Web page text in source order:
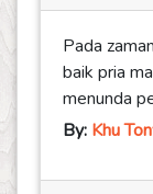
Pada
baik pria
menunda
By: Khu